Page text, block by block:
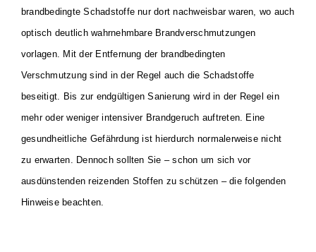
brandbedingteSchadstoffe nur dort nachweisbar waren, wo auch
optisch deutlich wahrnehmbare Brandverschmutzungen
vorlagen. Mit der Entfernung der brandbedingten
Verschmutzungsind in der Regel auch die Schadstoffe
beseitigt. Bis zur endgültigen Sanierung wird in der Regel ein
mehr oder weniger intensiver Brandgeruch auftreten. Eine
gesundheitliche Gefährdung ist hierdurch normalerweisenicht
zu erwarten. Dennoch sollten Sie – schon um sich vor
ausdünstendenreizenden Stoffen zu schützen – die folgenden
Hinweise beachten.